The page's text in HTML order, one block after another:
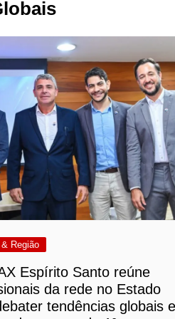
Região
Espírito Santo reúne
da rede no Estado
tendências globais e